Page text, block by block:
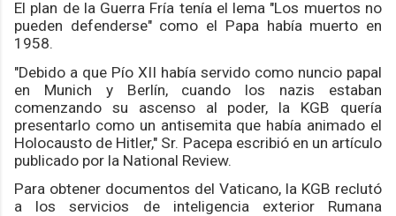
El plan de la Guerra Fría tenía el lema "Los muertos no
pueden defenderse" como el Papa había muerto en
1958.
"Debido a que Pío XII había servido como nuncio papal
en Munich y Berlín, cuando los nazis estaban
comenzando su ascenso al poder, la KGB quería
presentarlo como un antisemita que había animado el
Holocausto de Hitler," Sr. Pacepa escribió en un artículo
publicado por la National Review.
Para obtener documentos del Vaticano, la KGB reclutó
a los servicios de inteligencia exterior Rumana